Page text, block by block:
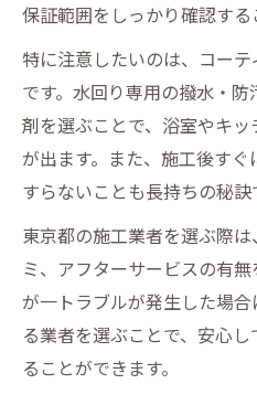
保証範囲をしっかり確認する
特に注意したいのは、コー
です。水回り専用の撥水・
剤を選ぶことで、浴室やキ
が出ます。また、施工後す
すらないことも長持ちの秘訣
東京都の施工業者を選ぶ際
ミ、アフターサービスの有
が一トラブルが発生した場
る業者を選ぶことで、安心
ることができます。